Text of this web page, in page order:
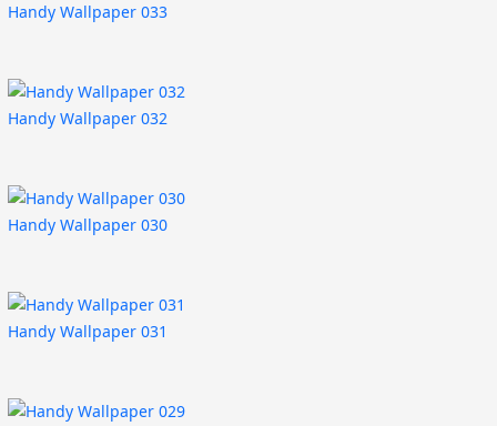
Handy Wallpaper 033
Handy Wallpaper 032
Handy Wallpaper 030
Handy Wallpaper 031